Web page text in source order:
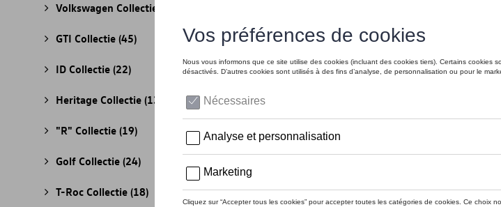
Volkswagen Collectie
GTI Collectie (45)
ID Collectie (22)
Heritage Collectie (13)
"R" Collectie (19)
Golf Collectie (24)
T-Roc Collectie (18)